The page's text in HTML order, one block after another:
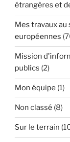
étrangères et
Mes travaux
européennes
Mission
publics (2)
Mon équipe (1)
Non classé (8)
Sur le terrain